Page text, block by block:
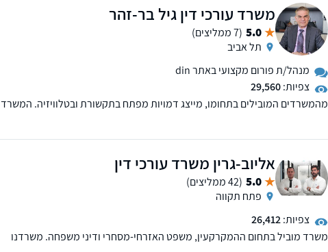
משרד עורכי דין גיל בר-זהר
5.0 (7 ממליצים)
תל אביב
מנהל/ת פורום מקצועי באתר din
צפיות:29,560
מהמשרדים המובילים בתחומו, מייצג דמויות מפתח בתקשורת ובטלוויזיה. המשרד
אליוב-גרין משרד עורכי דין
5.0 (42 ממליצים)
פתח תקווה
צפיות:26,412
משרד מוביל בתחום ההמקרקעין, משפט האזרחי-מסחרי ודיני משפחה. משרדנו